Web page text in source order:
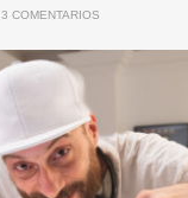
3 COMENTARIOS